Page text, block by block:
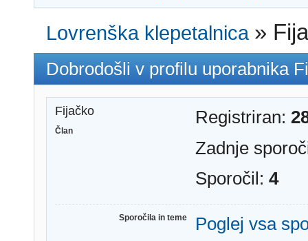
Lovrenška klepetalnica »
Dobrodošli v profilu uporabnika
Fijačko
Član
Registriran:
Zadnje
Sporočil: 4
Sporočila in teme
Poglej vsa